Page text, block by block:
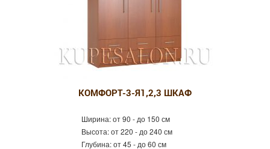
КОМФОРТ-3-Я1,2,3 ШКАФ
Ширина:от 90 - до 150 см
Высота:от 220 - до 240 см
Глубина:от 45 - до 60 см